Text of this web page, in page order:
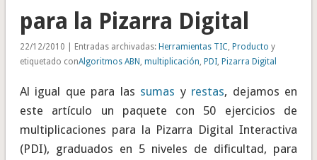
para la Pizarra Digital
22/12/2010 | Entradas archivadas: Herramientas TIC, Producto y
etiquetado conAlgoritmos ABN , multiplicación, PDI, Pizarra Digital
Al igual que para las sumas y restas, dejamos en
este artículo un paquete con 50 ejercicios de
multiplicaciones para la Pizarra Digital Interactiva
(PDI), graduados en 5 niveles de dificultad, para